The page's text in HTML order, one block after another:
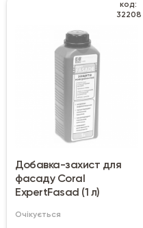
код:
32208
Добавка-захист для
фасаду Coral
ExpertFasad (1 л)
Очікується